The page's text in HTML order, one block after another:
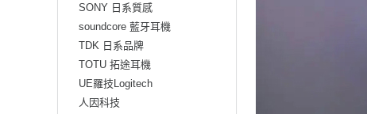
SONY 日系質感
soundcore 藍牙耳機
TDK 日系品牌
TOTU 拓途耳機
UE羅技Logitech
人因科技